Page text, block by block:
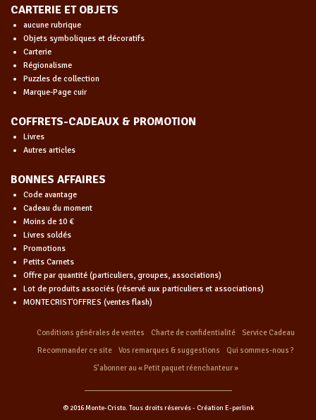
CARTERIE ET OBJETS
aucune rubrique
Objets symboliques et décoratifs
Carterie
Régionalisme
Puzzles de collection
Marque-Page cuir
COFFRETS-CADEAUX & PROMOTION
Livres
Autres articles
BONNES AFFAIRES
Code avantage
Cadeau du moment
Moins de 10 €
Livres soldés
Promotions
Petits Carnets
Offre par quantité (particuliers, groupes, associations)
Lot de produits associés (réservé aux particuliers et associations)
MONTECRIST'OFFRES (ventes flash)
Conditions générales de ventes Charte de confidentialité
Service Cadeau
Recommander ce site
Vos remarques & suggestions
Qui sommes-nous ?
S’abonner au « Petit paquet réenchanteur »
© 2016 Monte-Cristo. Tous droits réservés - Création E-perlink